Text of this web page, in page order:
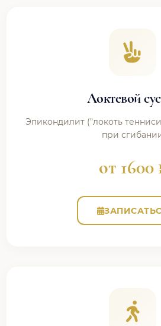
Локтевой
Эпикондилит ("локоть
при
от 1600